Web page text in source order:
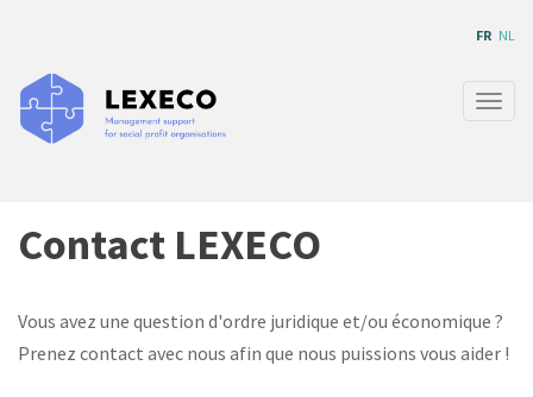
principal
FR NL
Contact LEXECO
Vous avez une question d'ordre juridique et/ou économique ?
Prenez contact avec nous afin que nous puissions vous aider !